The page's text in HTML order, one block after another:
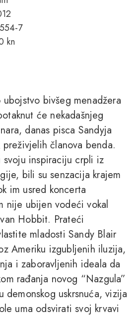
7
kn
bivšeg menadžera
će nekadašnjeg
danas pisca Sandyja
preživjelih članova benda.
svoju inspiraciju crpli iz
bili su senzacija krajem
im usred koncerta
nije ubijen vodeći vokal
Hobbit. Prateći
mladosti Sandy Blair
Ameriku izgubljenih iluzija,
i zaboravljenih ideala da
rađanja novog “Nazgula”
demonskog uskrsnuća, vizija
uma odsvirati svoj krvavi